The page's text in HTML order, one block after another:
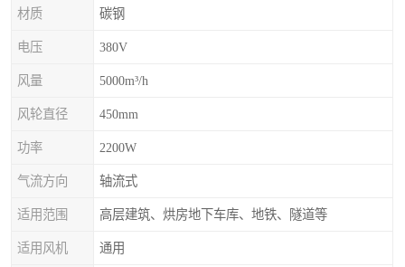
材质 碳钢
电压 380V
风量 5000m³/h
风轮直径 450mm
功率 2200W
气流方向 轴流式
适用范围 高层建筑、烘房地下车库、地铁、隧道等
适用风机 通用